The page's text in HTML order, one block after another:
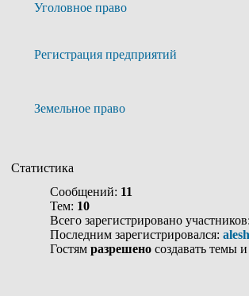
Уголовное право
Регистрация предприятий
Земельное право
Статистика
Сообщений: 11
Тем: 10
Всего зарегистрировано участников:
Последним зарегистрировался:
Гостям разрешено создавать темы и